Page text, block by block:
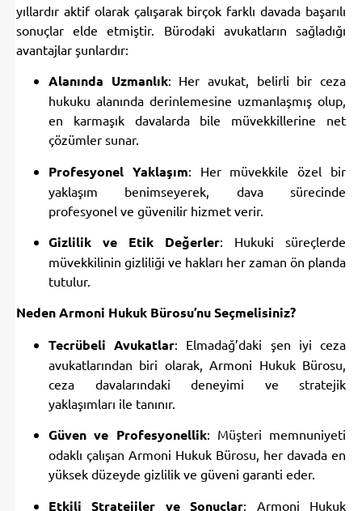
yıllardır aktif olarak çalışarak birçok farklı davada başarılı
sonuçlar elde etmiştir. Bürodaki avukatların sağladığı
avantajlar şunlardır:
Alanında Uzmanlık: Her avukat, belirli bir ceza
hukuku alanında derinlemesine uzmanlaşmış olup,
en karmaşık davalarda bile müvekkillerine net
çözümler sunar.
Profesyonel Yaklaşım : Her müvekkile özel bir
yaklaşım benimseyerek, dava sürecinde
profesyonel ve güvenilir hizmet verir.
Gizlilik ve Etik Değerler: Hukuki süreçlerde
müvekkilinin gizliliği ve hakları her zaman ön planda
tutulur.
Neden Armoni Hukuk Bürosu’nu Seçmelisiniz?
Tecrübeli Avukatlar : Elmadağ’daki şen iyi ceza
avukatlarından biri olarak, Armoni Hukuk Bürosu,
ceza davalarındaki deneyimi ve stratejik
yaklaşımları ile tanınır.
Güven ve Profesyonellik: Müşteri memnuniyeti
odaklı çalışan Armoni Hukuk Bürosu, her davada en
yüksek düzeyde gizlilik ve güveni garanti eder.
Etkili Stratejiler ve Sonuçlar : Armoni Hukuk